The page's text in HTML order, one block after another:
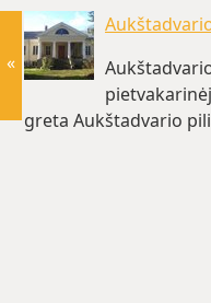
greta Aukštadvario
«